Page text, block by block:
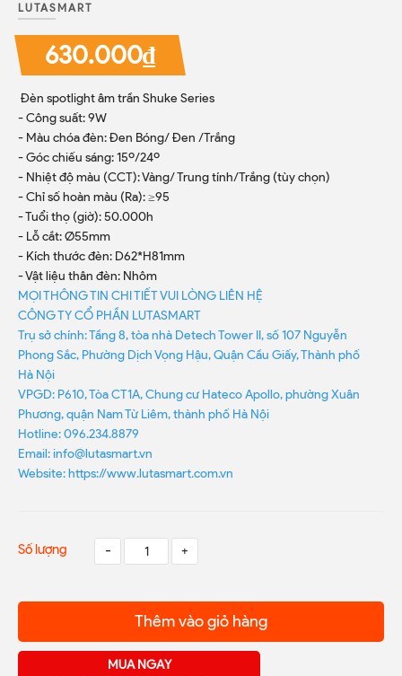
LUTASMART
630.000₫
Đèn spotlight âm trần Shuke Series
- Công suất: 9W
- Màu chóa đèn: Đen Bóng/ Đen /Trắng
- Góc chiếu sáng: 15º/24º
- Nhiệt độ màu (CCT): Vàng/ Trung tính/Trắng (tùy chọn)
- Chỉ số hoàn màu (Ra): ≥95
- Tuổi thọ (giờ): 50.000h
- Lỗ cắt: Ø55mm
- Kích thước đèn: D62*H81mm
- Vật liệu thân đèn: Nhôm
MỌI THÔNG TIN CHI TIẾT VUI LÒNG LIÊN HỆ
CÔNG TY CỔ PHẦN LUTASMART
Trụ sở chính: Tầng 8, tòa nhà Detech Tower II, số 107 Nguyễn
Phong Sắc, Phường Dịch Vọng Hậu, Quận Cầu Giấy, Thành phố
Hà Nội
VPGD: P610, Tòa CT1A, Chung cư Hateco Apollo, phường Xuân
Phương, quận Nam Từ Liêm, thành phố Hà Nội
Hotline: 096.234.8879
Email: info@lutasmart.vn
Website: https://www.lutasmart.com.vn
Số lượng - +
Thêm vào giỏ hàng
MUA NGAY